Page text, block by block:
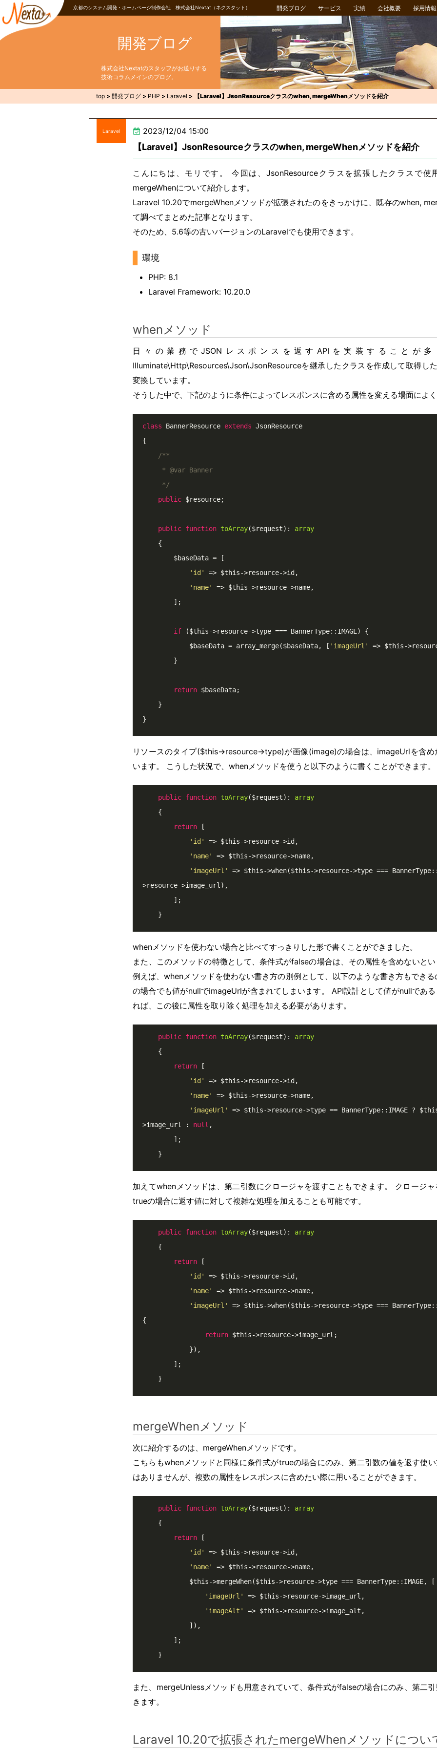
京都のシステム開発・ホームページ制作会社 株式会社Nextat（ネクスタット） 開発ブログ サービス 実績 会社概要 採用情報
開発ブログ
株式会社Nextatのスタッフがお送りする
技術コラムメインのブログ。
top > 開発ブログ > PHP > Laravel > 【Laravel】JsonResourceクラスのwhen, mergeWhenメソッドを紹介
Laravel 2023/12/04 15:00
【Laravel】JsonResourceクラスのwhen, mergeWhenメソッドを紹介
こんにちは、モリです。 今回は、JsonResourceクラスを拡張したクラスで使
mergeWhenについて紹介します。
Laravel 10.20でmergeWhenメソッドが拡張されたのをきっかけに、既存のwhen,
て調べてまとめた記事となります。
そのため、5.6等の古いバージョンのLaravelでも使用できます。
環境
PHP: 8.1
Laravel Framework: 10.20.0
whenメソッド
日々の業務でJSONレスポンスを返すAPIを実装することが
Illuminate\Http\Resources\Json\JsonResourceを継承したクラスを作成して取得し
変換しています。
そうした中で、下記のように条件によってレスポンスに含める属性を変える場面によく
class BannerResource extends JsonResource
{
/**
     *
@var Banner
     */
public $resource;
public function toArray($request) : array
{
'id'
=> $this->resource->id,
'name'
=> $this->resource->name,
if ($this->resource->type === BannerType::IMAGE) {
            $baseData = array_merge($baseData, [
'imageUrl'
=> $this-
return $baseData;
リソースのタイプ($this->resource->type)が画像(image)の場合は、imageUrlを含め
います。 こうした状況で、whenメソッドを使うと以下のように書くことができます。
public function toArray($request) : array
{
return [
'id'
=> $this->resource->id,
'name'
=> $this->resource->name,
'imageUrl'
=> $this->when($this->resource->type ===
>resource->image_url),
    }
whenメソッドを使わない場合と比べてすっきりした形で書くことができました。
また、このメソッドの特徴として、条件式がfalseの場合は、その属性を含めないとい
例えば、whenメソッドを使わない書き方の別例として、以下のような書き方もでき
の場合でも値がnullでimageUrlが含まれてしまいます。 API設計として値がnullであ
れば、この後に属性を取り除く処理を加える必要があります。
public function toArray($request) : array
{
return [
'id'
=> $this->resource->id,
'name'
=> $this->resource->name,
'imageUrl'
=> $this->resource->type == BannerType::IMAGE ?
>image_url : null ,
加えてwhenメソッドは、第二引数にクロージャを渡すこともできます。 クロージ
trueの場合に返す値に対して複雑な処理を加えることも可能です。
public function toArray($request) : array
{
return [
'id'
=> $this->resource->id,
'name'
=> $this->resource->name,
'imageUrl'
=> $this->when($this->resource->type ===
{
return $this->resource->image_url;
    }
mergeWhenメソッド
次に紹介するのは、mergeWhenメソッドです。
こちらもwhenメソッドと同様に条件式がtrueの場合にのみ、第二引数の値を返す使
はありませんが、複数の属性をレスポンスに含めたい際に用いることができます。
public function toArray($request) : array
{
return [
'id'
=> $this->resource->id,
'name'
=> $this->resource->name,
'imageUrl'
=> $this->resource->image_url,
'imageAlt'
=> $this->resource->image_alt,
    }
また、mergeUnlessメソッドも用意されていて、条件式がfalseの場合にのみ、第二
きます。
Laravel 10.20で拡張されたmergeWhenメソッドについ